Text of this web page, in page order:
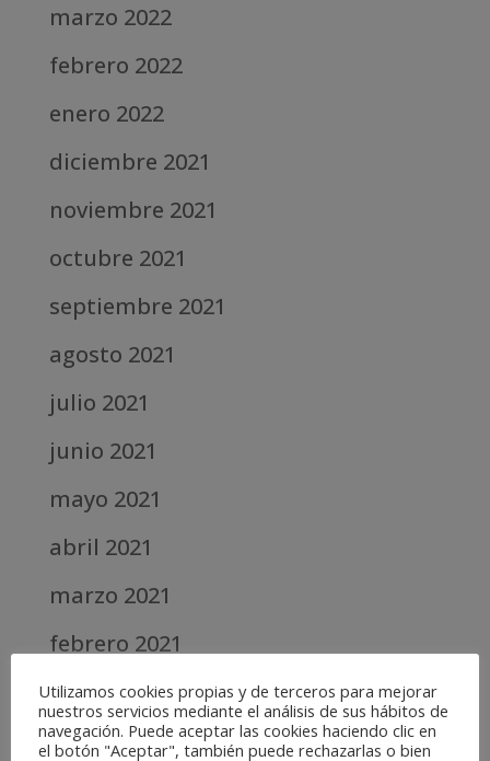
marzo 2022
febrero 2022
enero 2022
diciembre 2021
noviembre 2021
octubre 2021
septiembre 2021
agosto 2021
julio 2021
junio 2021
mayo 2021
abril 2021
marzo 2021
febrero 2021
diciembre 2020
abril 2020
Utilizamos cookies propias y de terceros para mejorar
nuestros servicios mediante el análisis de sus hábitos de
navegación. Puede aceptar las cookies haciendo clic en
el botón "Aceptar", también puede rechazarlas o bien